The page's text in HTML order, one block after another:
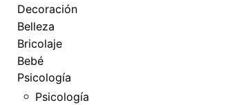
Decoración
Belleza
Bricolaje
Bebé
Psicología
Psicología